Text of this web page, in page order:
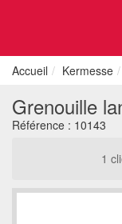
Accueil Kermesse
Grenouille
Référence : 10143
1